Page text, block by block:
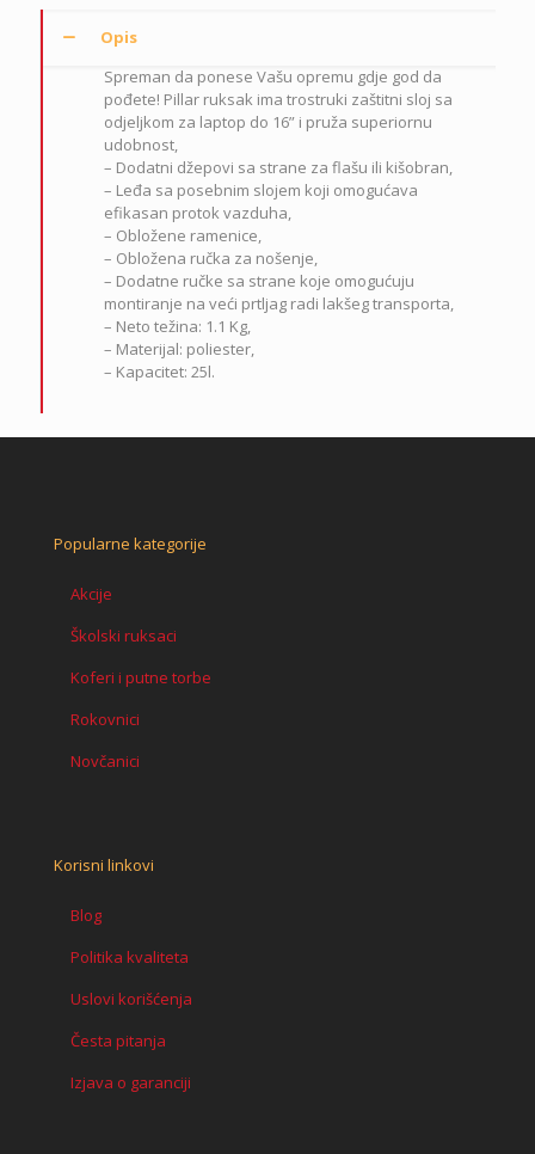
Opis
Spreman da ponese Vašu opremu gdje god da
pođete! Pillar ruksak ima trostruki zaštitni sloj sa
odjeljkom za laptop do 16” i pruža superiornu
udobnost,
– Dodatni džepovi sa strane za flašu ili kišobran,
– Leđa sa posebnim slojem koji omogućava
efikasan protok vazduha,
– Obložene ramenice,
– Obložena ručka za nošenje,
– Dodatne ručke sa strane koje omogućuju
montiranje na veći prtljag radi lakšeg transporta,
– Neto težina: 1.1 Kg,
– Materijal: poliester,
– Kapacitet: 25l.
Popularne kategorije
Akcije
Školski ruksaci
Koferi i putne torbe
Rokovnici
Novčanici
Korisni linkovi
Blog
Politika kvaliteta
Uslovi korišćenja
Česta pitanja
Izjava o garanciji